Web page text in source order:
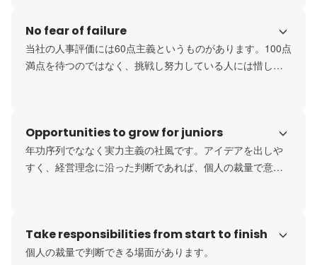
No fear of failure
当社の人事評価には60点主義というものがあります。100点
満点を待つのではなく、挑戦し努力している人には惜しみ
Opportunities to grow for juniors
年功序列でななく実力主義の社風です。アイデアを出しや
すく、経営理念に沿った判断であれば、個人の裁量で意思
Take responsibilities from start to finish
個人の裁量で判断できる場面があります。